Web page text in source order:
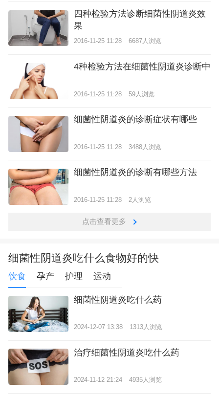
四种检验方法诊断细菌性阴道炎效
果
2016-11-25 11:28 6687人浏览
4种检验方法在细菌性阴道炎诊断中
2016-11-25 11:28 59人浏览
细菌性阴道炎的诊断症状有哪些
2016-11-25 11:28 3488人浏览
细菌性阴道炎的诊断有哪些方法
2016-11-25 11:28 2人浏览
点击查看更多
细菌性阴道炎吃什么食物好的快
饮食 孕产 护理 运动
细菌性阴道炎吃什么药
2024-12-07 13:38 1313人浏览
治疗细菌性阴道炎吃什么药
2024-11-12 21:24 4935人浏览